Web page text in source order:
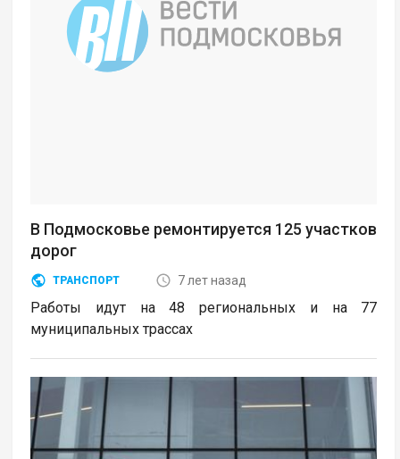
В Подмосковье ремонтируется 125 участков
дорог
ТРАНСПОРТ 7 лет назад
Работы идут на 48 региональных и на 77
муниципальных трассах